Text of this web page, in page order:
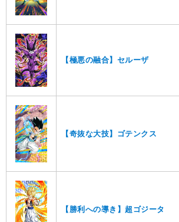
【極悪の融合】セルーザ
【奇抜な大技】ゴテンクス
【勝利への導き】超ゴジータ